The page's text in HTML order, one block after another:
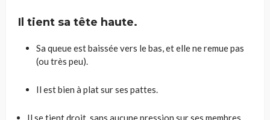
Il tient sa tête haute.
Sa queue est baissée vers le bas, et elle ne remue pas
(ou très peu).
Il est bien à plat sur ses pattes.
Il se tient droit, sans aucune pression sur ses membres.